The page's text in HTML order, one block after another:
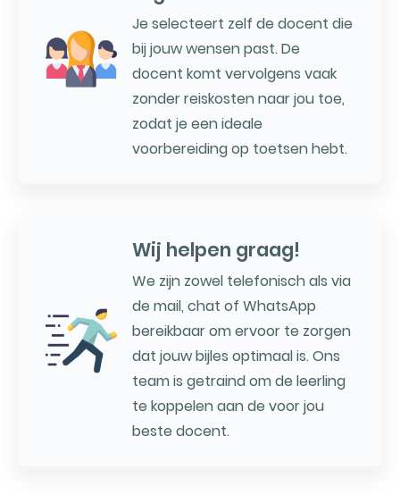
Je selecteert zelf de docent die
bij jouw wensen past. De
docent komt vervolgens vaak
zonder reiskosten naar jou toe,
zodat je een ideale
voorbereiding op toetsen hebt.
Wij helpen graag!
We zijn zowel telefonisch als via
de mail, chat of WhatsApp
bereikbaar om ervoor te zorgen
dat jouw bijles optimaal is. Ons
team is getraind om de leerling
te koppelen aan de voor jou
beste docent.